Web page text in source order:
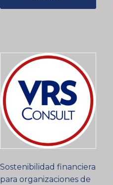
Sostenibilidad financiera
para organizaciones de